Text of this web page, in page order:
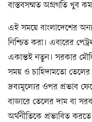
বাস্তবসম্মত অগ্রগতি খুব
এই সময়ে বাংলাদেশের
নিশ্চিত করা। এবারের
একান্তই নতুন। সরকার
সময় ও চাহিদামতো তেলের
দ্রব্যমূল্যের ওপর প্রভাব
বাজারে তেলের দাম বা
অর্থনীতিকে প্রভাবিত